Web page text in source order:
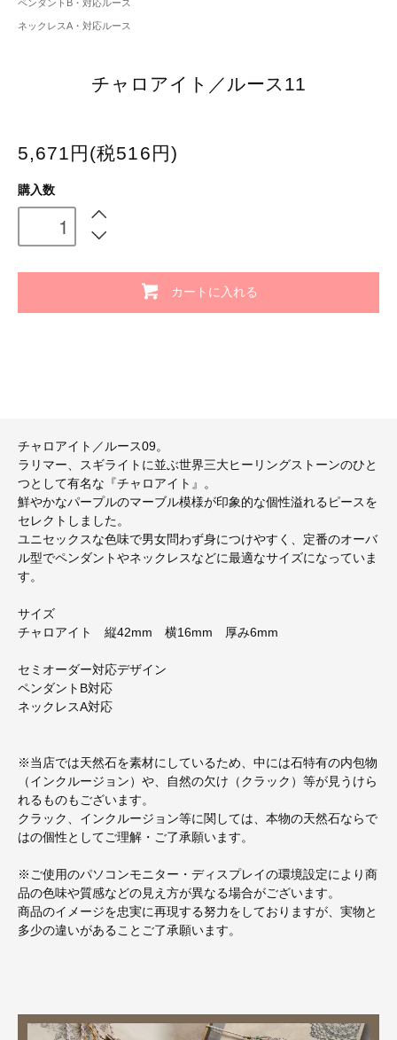
ペンダントB・対応ルース
ネックレスA・対応ルース
チャロアイト／ルース11
5,671円(税516円)
購入数
カートに入れる
チャロアイト／ルース09。
ラリマー、スギライトに並ぶ世界三大ヒーリングストーンのひと
つとして有名な『チャロアイト』。
鮮やかなパープルのマーブル模様が印象的な個性溢れるピースを
セレクトしました。
ユニセックスな色味で男女問わず身につけやすく、定番のオーバ
ル型でペンダントやネックレスなどに最適なサイズになっていま
す。
サイズ
チャロアイト 縦42mm 横16mm 厚み6mm
セミオーダー対応デザイン
ペンダントB対応
ネックレスA対応
※当店では天然石を素材にしているため、中には石特有の内包物
（インクルージョン）や、自然の欠け（クラック）等が見うけら
れるものもございます。
クラック、インクルージョン等に関しては、本物の天然石ならで
はの個性としてご理解・ご了承願います。
※ご使用のパソコンモニター・ディスプレイの環境設定により商
品の色味や質感などの見え方が異なる場合がございます。
商品のイメージを忠実に再現する努力をしておりますが、実物と
多少の違いがあることご了承願います。